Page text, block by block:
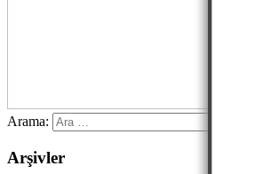
Arama:
Arşivler